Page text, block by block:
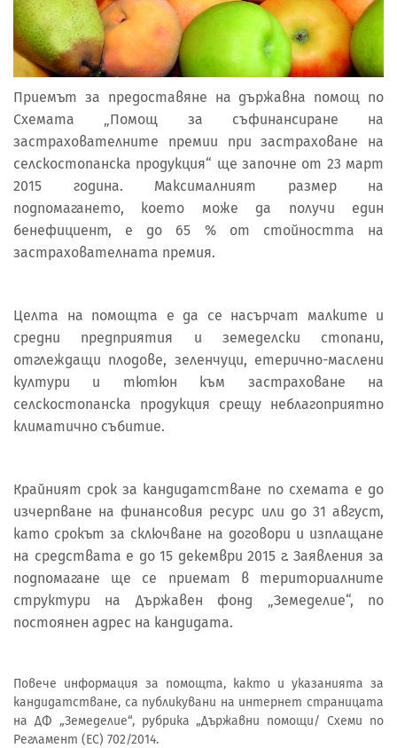
Приемът за предоставяне на държавна помощ по
Схемата „Помощ за съфинансиране на
застрахователните премии при застраховане на
селскостопанска продукция“ ще започне от 23 март
2015 година. Максималният размер на
подпомагането, което може да получи един
бенефициент, е до 65 % от стойността на
застрахователната премия.
Целта на помощта е да се насърчат малките и
средни предприятия и земеделски стопани,
отглеждащи плодове, зеленчуци, етерично-маслени
култури и тютюн към застраховане на
селскостопанска продукция срещу неблагоприятно
климатично събитие.
Крайният срок за кандидатстване по схемата е до
изчерпване на финансовия ресурс или до 31 август,
като срокът за сключване на договори и изплащане
на средствата е до 15 декември 2015 г. Заявления за
подпомагане ще се приемат в териториалните
структури на Държавен фонд „Земеделие“, по
постоянен адрес на кандидата.
Повече информация за помощта, както и указанията за
кандидатстване, са публикувани на интернет страницата
на ДФ „Земеделие“, рубрика „Държавни помощи/ Схеми по
Регламент (ЕС) 702/2014.